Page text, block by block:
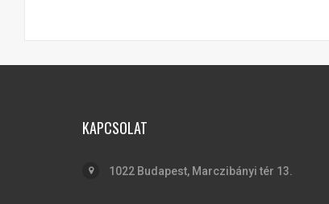
KAPCSOLAT
1022 Budapest, Marczibányi tér 13.